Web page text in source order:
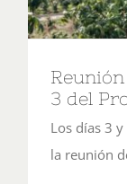
3 del
Los días 3
la reunión